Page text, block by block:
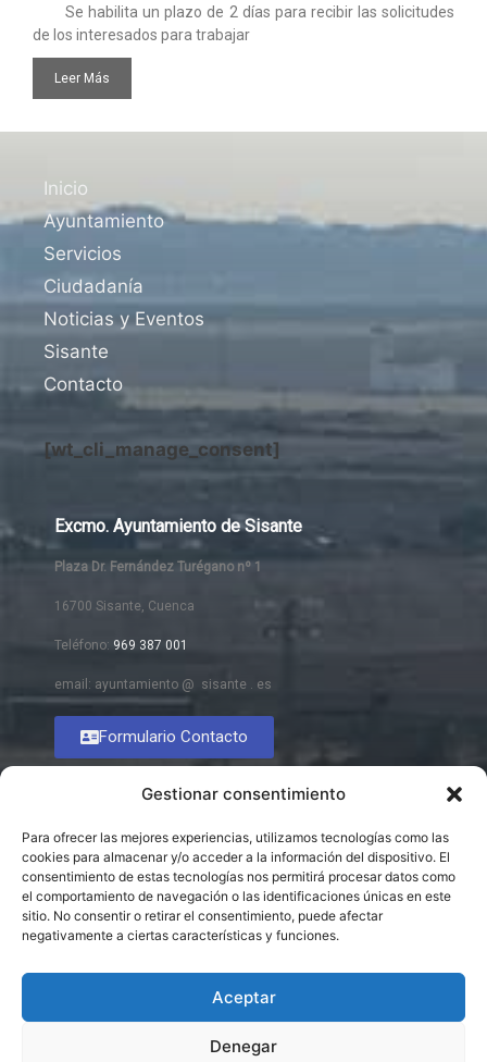
Gestionar consentimiento
Para ofrecer las mejores experiencias, utilizamos tecnologías como las
cookies para almacenar y/o acceder a la información del dispositivo. El
consentimiento de estas tecnologías nos permitirá procesar datos como
el comportamiento de navegación o las identificaciones únicas en este
sitio. No consentir o retirar el consentimiento, puede afectar
negativamente a ciertas características y funciones.
Aceptar
Denegar
Se habilita un plazo de 2 días para recibir las solicitudes
de los interesados para trabajar
Leer Más
Inicio
Ayuntamiento
Servicios
Ciudadanía
Noticias y Eventos
Sisante
Contacto
[wt_cli_manage_consent]
Excmo. Ayuntamiento de Sisante
Plaza Dr. Fernández Turégano nº 1
16700 Sisante, Cuenca
Teléfono: 969 387 001
email: ayuntamiento @ sisante . es
Formulario Contacto